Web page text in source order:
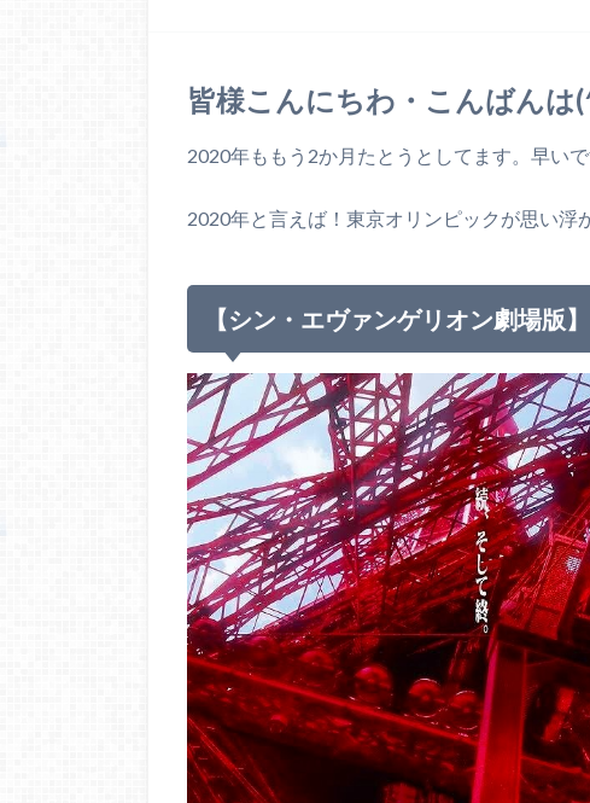
皆様こんにちわ・こんばんは
2020年ももう2か月たとうとしてます。早い
2020年と言えば！東京オリンピックが思い浮
【シン・エヴァンゲリオン劇場版】